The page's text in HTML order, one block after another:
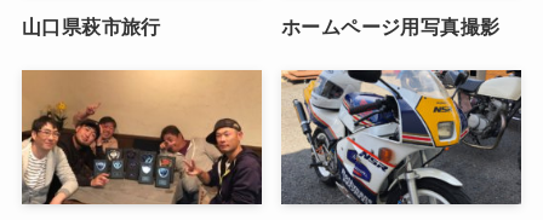
山口県萩市旅行 ホームページ用写真撮影